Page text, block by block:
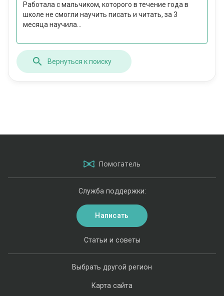
Работала с мальчиком, которого в течение года в
школе не смогли научить писать и читать, за 3
месяца научила...
Вернуться к поиску
Помогатель
Выбрать другой регион
Карта сайта
Статьи и советы
Служба поддержки:
Написать